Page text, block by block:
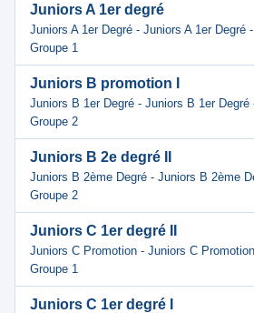
Juniors A 1er degré
Juniors A 1er Degré - Juniors A 1er Degré
Groupe 1
Juniors B promotion I
Juniors B 1er Degré - Juniors B 1er Degré
Groupe 2
Juniors B 2e degré II
Juniors B 2ème Degré - Juniors B 2ème
Groupe 2
Juniors C 1er degré II
Juniors C Promotion - Juniors C
Groupe 1
Juniors C 1er degré I